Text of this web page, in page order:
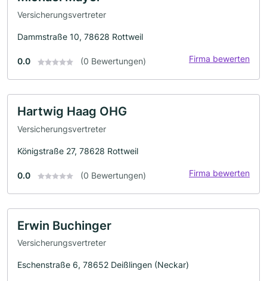
Versicherungsvertreter
Dammstraße 10, 78628 Rottweil
0.0 (0 Bewertungen) Firma bewerten
Hartwig Haag OHG
Versicherungsvertreter
Königstraße 27, 78628 Rottweil
0.0 (0 Bewertungen) Firma bewerten
Erwin Buchinger
Versicherungsvertreter
Eschenstraße 6, 78652 Deißlingen (Neckar)